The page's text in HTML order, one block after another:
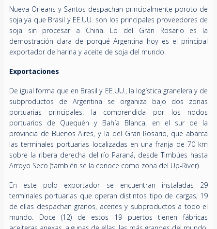
Nueva Orleans y Santos despachan principalmente poroto de
soja ya que Brasil y EE.UU. son los principales proveedores de
soja sin procesar a China. Lo del Gran Rosario es la
demostración clara de porqué Argentina hoy es el principal
exportador de harina y aceite de soja del mundo.
Exportaciones
De igual forma que en Brasil y EE.UU., la logística granelera y de
subproductos de Argentina se organiza bajo dos zonas
portuarias principales: la comprendida por los nodos
portuarios de Quequén y Bahía Blanca, en el sur de la
provincia de Buenos Aires, y la del Gran Rosario, que abarca
las terminales portuarias localizadas en una franja de 70 km
sobre la ribera derecha del río Paraná, desde Timbúes hasta
Arroyo Seco (también se la conoce como zona del Up-River).
En este polo exportador se encuentran instaladas 29
terminales portuarias que operan distintos tipo de cargas; 19
de ellas despachan granos, aceites y subproductos a todo el
mundo. Doce (12) de estos 19 puertos tienen fábricas